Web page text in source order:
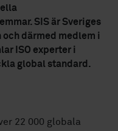
SIS är Sveriges
därmed medlem i
ISO experter i
global standard.
22 000 globala